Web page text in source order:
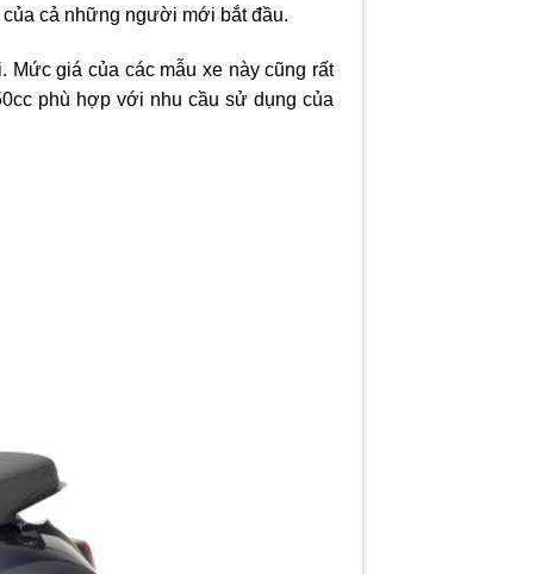
cả những người mới bắt đầu.
giá của các mẫu xe này cũng rất
phù hợp với nhu cầu sử dụng của